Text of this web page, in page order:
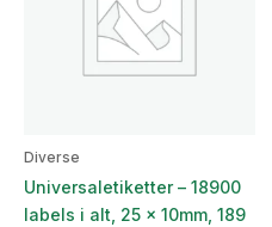
Diverse
Universaletiketter – 18900
labels i alt, 25 x 10mm, 189